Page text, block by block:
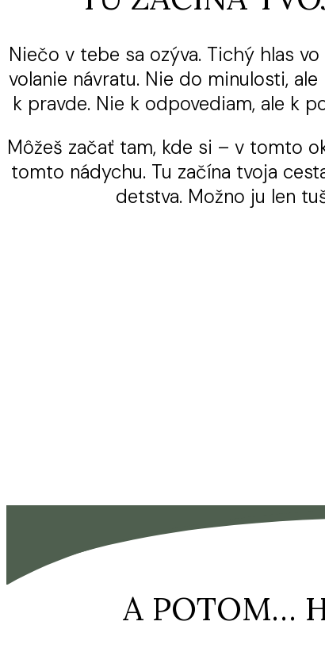
Niečo v tebe sa ozýva. Tichý hlas
volanie návratu. Nie do minulosti,
k pravde. Nie k odpovediam, ale k
Môžeš začať tam, kde si – v tomto
tomto nádychu. Tu začína tvoja
detstva. Možno ju len
A POTOM…